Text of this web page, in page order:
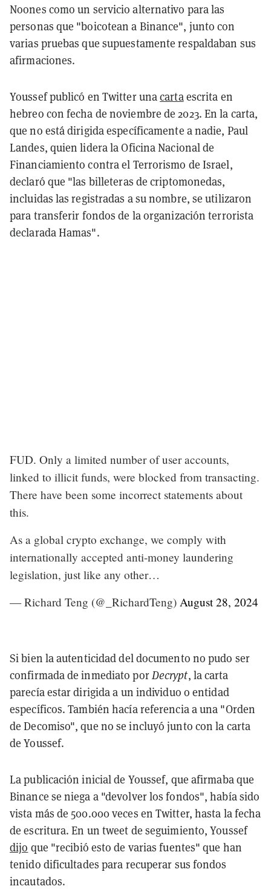
Noones como un servicio alternativo para las
personas que "boicotean a Binance", junto con
varias pruebas que supuestamente respaldaban sus
afirmaciones.
Youssef publicó en Twitter unacartaescrita en
hebreo con fecha de noviembre de 2023. En la carta,
que no está dirigida específicamente a nadie, Paul
Landes, quien lidera la Oficina Nacional de
Financiamiento contra el Terrorismo de Israel,
declaró que "las billeteras de criptomonedas,
incluidas las registradas a su nombre, se utilizaron
para transferir fondos de la organización terrorista
declarada Hamas".
FUD. Only a limited number of user accounts,
linked to illicit funds, were blocked from transacting.
There have been some incorrect statements about
this.
As a global crypto exchange, we comply with
internationally accepted anti-money laundering
legislation, just like any other…
— Richard Teng (@_RichardTeng) August 28, 2024
Si bien la autenticidad del documento no pudo ser
confirmada de inmediato porDecrypt, la carta
parecía estar dirigida a un individuo o entidad
específicos. También hacía referencia a una "Orden
de Decomiso", que no se incluyó junto con la carta
de Youssef.
La publicación inicial de Youssef, que afirmaba que
Binance se niega a "devolver los fondos", había sido
vista más de 500.000 veces en Twitter, hasta la fecha
de escritura. En un tweet de seguimiento, Youssef
dijo que "recibió esto de varias fuentes" que han
tenido dificultades para recuperar sus fondos
incautados.